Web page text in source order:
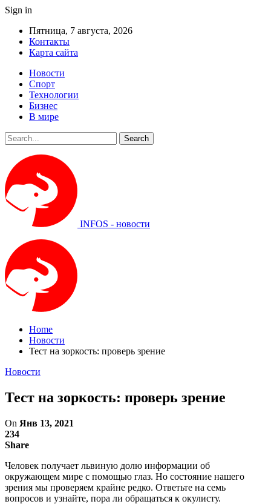
Sign in
Пятница, 7 августа, 2026
Контакты
Карта сайта
Новости
Спорт
Технологии
Бизнес
В мире
INFOS - новости
Home
Новости
Тест на зоркость: проверь зрение
Новости
Тест на зоркость: проверь зрение
On Янв 13, 2021
234
Share
Человек получает львиную долю информации об
окружающем мире с помощью глаз. Но состояние нашего
зрения мы проверяем крайне редко. Ответьте на семь
вопросов и узнайте, пора ли обращаться к окулисту.